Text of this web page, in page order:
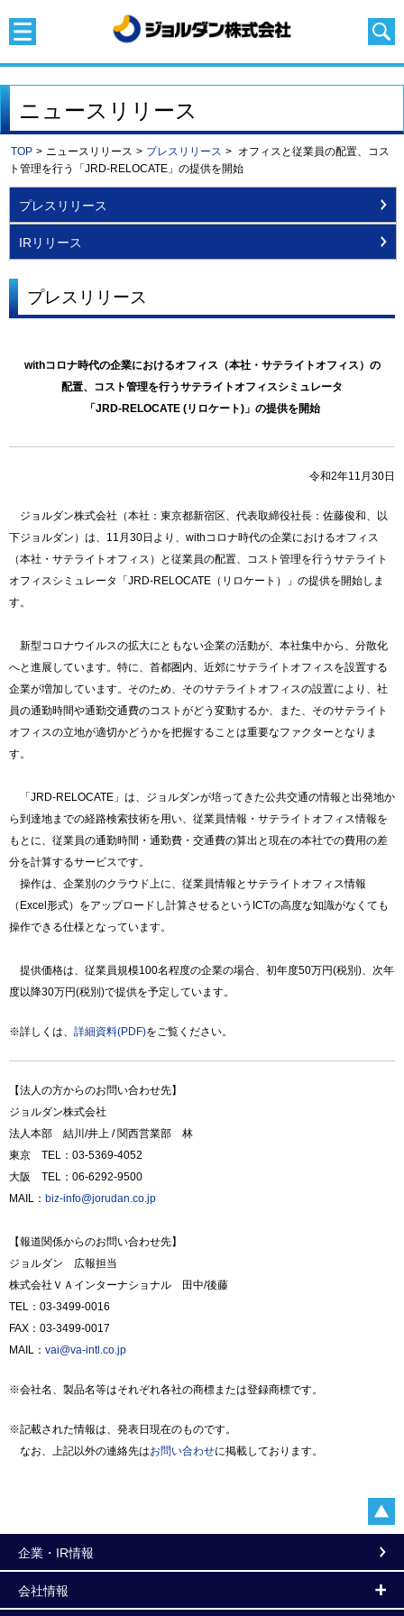
ニュースリリース
TOP > ニュースリリース > プレスリリース > オフィスと従業員の配置、コス
ト管理を行う「JRD-RELOCATE」の提供を開始
プレスリリース
IRリリース
プレスリリース
withコロナ時代の企業におけるオフィス（本社・サテライトオフィス）の
配置、コスト管理を行うサテライトオフィスシミュレータ
「JRD-RELOCATE (リロケート)」の提供を開始
令和2年11月30日
ジョルダン株式会社（本社：東京都新宿区、代表取締役社長：佐藤俊和、以
下ジョルダン）は、11月30日より、withコロナ時代の企業におけるオフィス
（本社・サテライトオフィス）と従業員の配置、コスト管理を行うサテライト
オフィスシミュレータ「JRD-RELOCATE（リロケート）」の提供を開始しま
す。
新型コロナウイルスの拡大にともない企業の活動が、本社集中から、分散化
へと進展しています。特に、首都圏内、近郊にサテライトオフィスを設置する
企業が増加しています。そのため、そのサテライトオフィスの設置により、社
員の通勤時間や通勤交通費のコストがどう変動するか、また、そのサテライト
オフィスの立地が適切かどうかを把握することは重要なファクターとなりま
す。
「JRD-RELOCATE」は、ジョルダンが培ってきた公共交通の情報と出発地か
ら到達地までの経路検索技術を用い、従業員情報・サテライトオフィス情報を
もとに、従業員の通勤時間・通勤費・交通費の算出と現在の本社での費用の差
分を計算するサービスです。
操作は、企業別のクラウド上に、従業員情報とサテライトオフィス情報
（Excel形式）をアップロードし計算させるというICTの高度な知識がなくても
操作できる仕様となっています。
提供価格は、従業員規模100名程度の企業の場合、初年度50万円(税別)、次年
度以降30万円(税別)で提供を予定しています。
※詳しくは、 詳細資料(PDF)をご覧ください。
【法人の方からのお問い合わせ先】
ジョルダン株式会社
法人本部 結川/井上 / 関西営業部 林
東京 TEL：03-5369-4052
大阪 TEL：06-6292-9500
MAIL： biz-info@jorudan.co.jp
【報道関係からのお問い合わせ先】
ジョルダン 広報担当
株式会社ＶＡインターナショナル 田中/後藤
TEL：03-3499-0016
FAX：03-3499-0017
MAIL： vai@va-intl.co.jp
※会社名、製品名等はそれぞれ各社の商標または登録商標です。
※記載された情報は、発表日現在のものです。
なお、上記以外の連絡先はお問い合わせに掲載しております。
企業・IR情報
会社情報